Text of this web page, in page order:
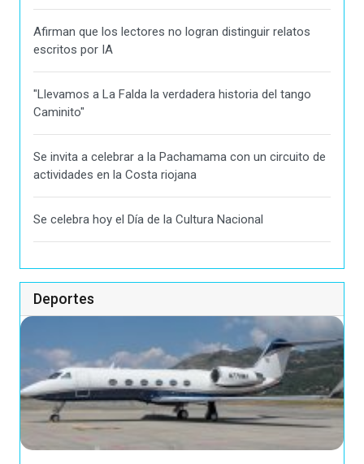
Afirman que los lectores no logran distinguir relatos
escritos por IA
"Llevamos a La Falda la verdadera historia del tango
Caminito"
Se invita a celebrar a la Pachamama con un circuito de
actividades en la Costa riojana
Se celebra hoy el Día de la Cultura Nacional
Deportes